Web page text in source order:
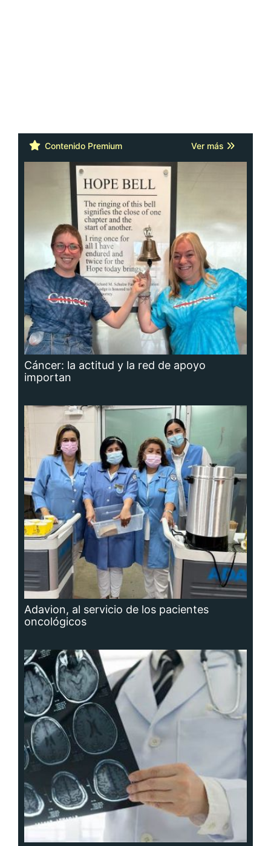
Contenido Premium Ver más
Cáncer: la actitud y la red de apoyo
importan
Adavion, al servicio de los pacientes
oncológicos